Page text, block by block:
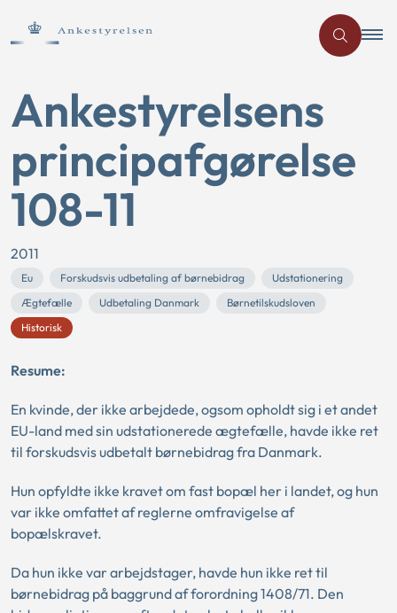
Ankestyrelsens
principafgørelse
108-11
2011
Eu Forskudsvis udbetaling af børnebidrag
Udstationering
Ægtefælle
Udbetaling Danmark
Børnetilskudsloven
Historisk
Resume:
En kvinde, der ikke arbejdede, ogsom opholdt sig i et andet
EU-land med sin udstationerede ægtefælle, havde ikke ret
til forskudsvis udbetalt børnebidrag fra Danmark.
Hun opfyldte ikke kravet om fast bopæl her i landet, og hun
var ikke omfattet af reglerne omfravigelse af
bopælskravet.
Da hun ikke var arbejdstager, havde hun ikke ret til
børnebidrag på baggrund af forordning 1408/71. Den